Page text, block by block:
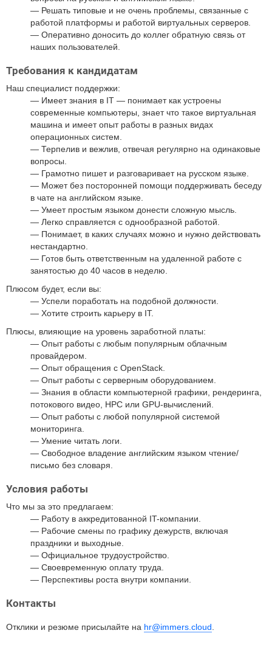
Решать типовые и не очень проблемы, связанные с
работой платформы и работой виртуальных серверов.
Оперативно доносить до коллег обратную связь от
наших пользователей.
Требования к кандидатам
Наш специалист поддержки:
Имеет знания в IT — понимает как устроены
современные компьютеры, знает что такое виртуальная
машина и имеет опыт работы в разных видах
операционных систем.
Терпелив и вежлив, отвечая регулярно на одинаковые
вопросы.
Грамотно пишет и разговаривает на русском языке.
Может без посторонней помощи поддерживать беседу
в чате на английском языке.
Умеет простым языком донести сложную мысль.
Легко справляется с однообразной работой.
Понимает, в каких случаях можно и нужно действовать
нестандартно.
Готов быть ответственным на удаленной работе с
занятостью до 40 часов в неделю.
Плюсом будет, если вы:
Успели поработать на подобной должности.
Хотите строить карьеру в IT.
Плюсы, влияющие на уровень заработной платы:
Опыт работы с любым популярным облачным
провайдером.
Опыт обращения с OpenStack.
Опыт работы с серверным оборудованием.
Знания в области компьютерной графики, рендеринга,
потокового видео, HPC или GPU-вычислений.
Опыт работы с любой популярной системой
мониторинга.
Умение читать логи.
Свободное владение английским языком чтение/
письмо без словаря.
Условия работы
Что мы за это предлагаем:
Работу в аккредитованной IT-компании.
Рабочие смены по графику дежурств, включая
праздники и выходные.
Официальное трудоустройство.
Своевременную оплату труда.
Перспективы роста внутри компании.
Контакты
Отклики и резюме присылайте на hr@immers.cloud